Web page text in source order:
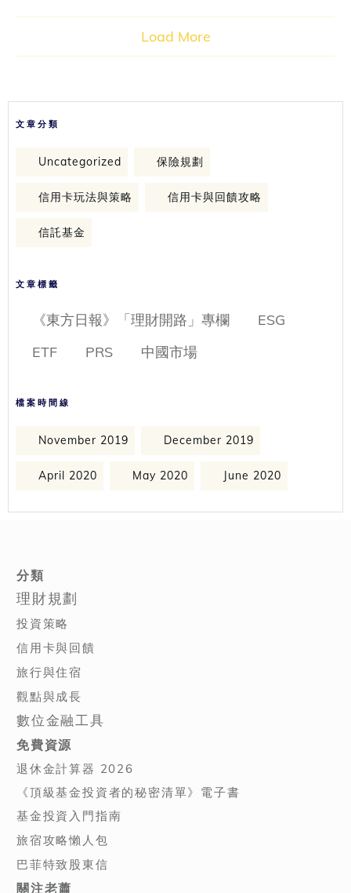
Load More
文章分類
Uncategorized 保險規劃
信用卡玩法與策略 信用卡與回饋攻略
信託基金
文章標籤
《東方日報》「理財開路」專欄
ESG
ETF
PRS 中國市場
檔案時間線
November 2019 December 2019
April 2020 May 2020 June 2020
分類
理財規劃
投資策略
信用卡與回饋
旅行與住宿
觀點與成長
數位金融工具
免費資源
退休金計算器 2026
《頂級基金投資者的秘密清單》電子書
基金投資入門指南
旅宿攻略懶人包
巴菲特致股東信
關注老蕭